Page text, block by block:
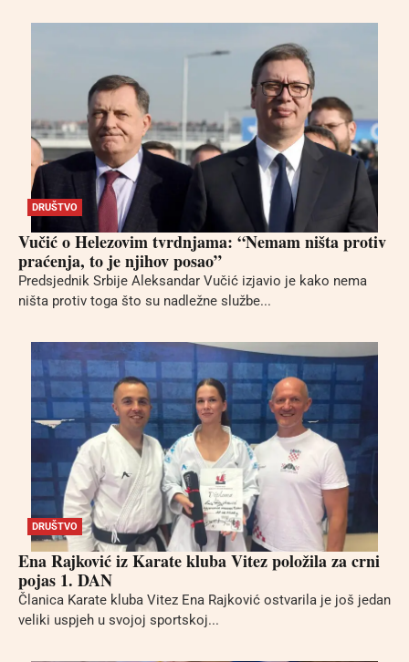
DRUŠTVO
Vučić o Helezovim tvrdnjama: “Nemam ništa protiv
praćenja, to je njihov posao”
Predsjednik Srbije Aleksandar Vučić izjavio je kako nema
ništa protiv toga što su nadležne službe...
DRUŠTVO
Ena Rajković iz Karate kluba Vitez položila za crni
pojas 1. DAN
Članica Karate kluba Vitez Ena Rajković ostvarila je još jedan
veliki uspjeh u svojoj sportskoj...